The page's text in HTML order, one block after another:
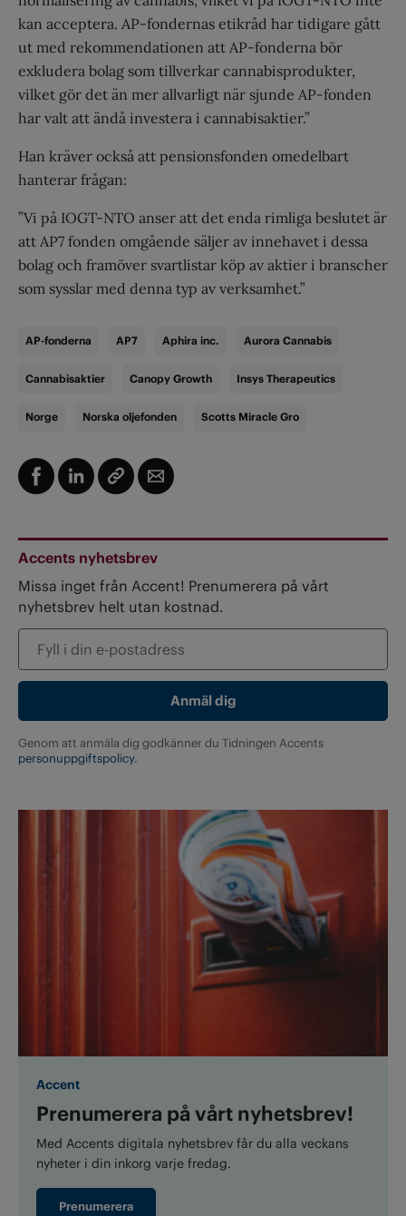
kan acceptera. AP-fondernas etikråd har tidigare gått
ut med rekommendationen att AP-fonderna bör
exkludera bolag som tillverkar cannabisprodukter,
vilket gör det än mer allvarligt när sjunde AP-fonden
har valt att ändå investera i cannabisaktier.”
Han kräver också att pensionsfonden omedelbart
hanterar frågan:
”Vi på IOGT-NTO anser att det enda rimliga beslutet är
att AP7 fonden omgående säljer av innehavet i dessa
bolag och framöver svartlistar köp av aktier i branscher
som sysslar med denna typ av verksamhet.”
AP-fonderna AP7 Aphira inc. Aurora Cannabis
Cannabisaktier Canopy Growth Insys Therapeutics
Norge Norska oljefonden Scotts Miracle Gro
Accents nyhetsbrev
Missa inget från Accent! Prenumerera på vårt
nyhetsbrev helt utan kostnad.
Genom att anmäla dig godkänner du Tidningen Accents
personuppgiftspolicy.
Accent
Prenumerera på vårt nyhetsbrev!
Med Accents digitala nyhetsbrev får du alla veckans
nyheter i din inkorg varje fredag.
Prenumerera